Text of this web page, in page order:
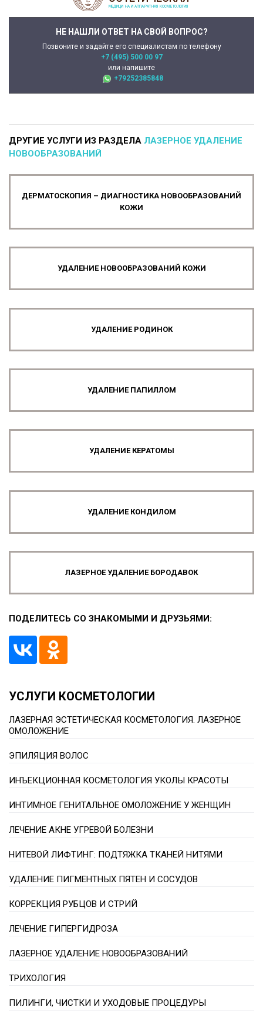
НЕ НАШЛИ ОТВЕТ НА СВОЙ ВОПРОС?
Позвоните и задайте его специалистам по телефону
+7 (495) 500 00 97
или напишите
+79252385848
ДРУГИЕ УСЛУГИ ИЗ РАЗДЕЛА ЛАЗЕРНОЕ УДАЛЕНИЕ
НОВООБРАЗОВАНИЙ
ДЕРМАТОСКОПИЯ – ДИАГНОСТИКА НОВООБРАЗОВАНИЙ
КОЖИ
УДАЛЕНИЕ НОВООБРАЗОВАНИЙ КОЖИ
УДАЛЕНИЕ РОДИНОК
УДАЛЕНИЕ ПАПИЛЛОМ
УДАЛЕНИЕ КЕРАТОМЫ
УДАЛЕНИЕ КОНДИЛОМ
ЛАЗЕРНОЕ УДАЛЕНИЕ БОРОДАВОК
ПОДЕЛИТЕСЬ СО ЗНАКОМЫМИ И ДРУЗЬЯМИ:
УСЛУГИ КОСМЕТОЛОГИИ
ЛАЗЕРНАЯ ЭСТЕТИЧЕСКАЯ КОСМЕТОЛОГИЯ. ЛАЗЕРНОЕ
ОМОЛОЖЕНИЕ
ЭПИЛЯЦИЯ ВОЛОС
ИНЪЕКЦИОННАЯ КОСМЕТОЛОГИЯ УКОЛЫ КРАСОТЫ
ИНТИМНОЕ ГЕНИТАЛЬНОЕ ОМОЛОЖЕНИЕ У ЖЕНЩИН
ЛЕЧЕНИЕ АКНЕ УГРЕВОЙ БОЛЕЗНИ
НИТЕВОЙ ЛИФТИНГ: ПОДТЯЖКА ТКАНЕЙ НИТЯМИ
УДАЛЕНИЕ ПИГМЕНТНЫХ ПЯТЕН И СОСУДОВ
КОРРЕКЦИЯ РУБЦОВ И СТРИЙ
ЛЕЧЕНИЕ ГИПЕРГИДРОЗА
ЛАЗЕРНОЕ УДАЛЕНИЕ НОВООБРАЗОВАНИЙ
ТРИХОЛОГИЯ
ПИЛИНГИ, ЧИСТКИ И УХОДОВЫЕ ПРОЦЕДУРЫ